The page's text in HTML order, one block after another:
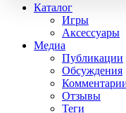
Каталог
Игры
Аксессуары
Медиа
Публикации
Обсуждения
Отзывы
Теги